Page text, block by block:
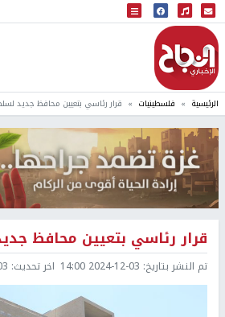
البث المباشر
إذاعة النجاح
الرئيسية فلسطينيات قرار رئاسي بتعيين محافظ جديد
قرار رئاسي بتعيين محافظ
تم النشر بتاريخ: 2024-12-03 14:00 اخر تحديث: